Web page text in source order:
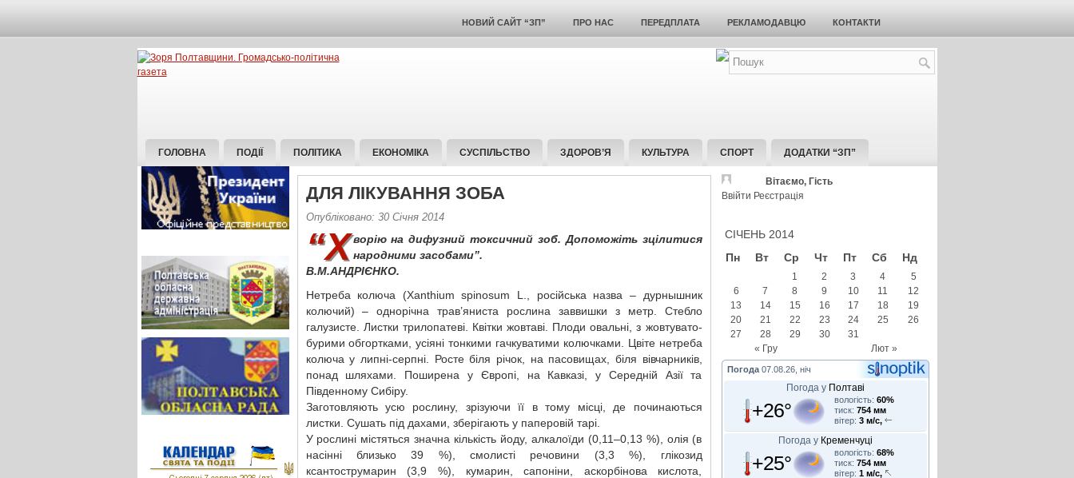
НОВИЙ САЙТ “ЗП” ПРО НАС ПЕРЕДПЛАТА РЕКЛАМОДАВЦЮ КОНТАКТИ
ГОЛОВНА ПОДІЇ ПОЛІТИКА ЕКОНОМІКА СУСПІЛЬСТВО ЗДОРОВ’Я КУЛЬТУРА СПОРТ ДОДАТКИ “ЗП”
ДЛЯ ЛІКУВАННЯ ЗОБА
Опубліковано: 30 Січня 2014
“Хворію на дифузний токсичний зоб. Допоможіть зцілитися
народними засобами”.
В.М.АНДРІЄНКО.
Нетреба колюча (Xanthium spinosum L., російська назва – дурнышник
колючий) – однорічна трав’яниста рослина заввишки з метр. Стебло
галузисте. Листки трилопатеві. Квітки жовтаві. Плоди овальні, з жовтувато-
бурими обгортками, усіяні тонкими гачкуватими колючками. Цвіте нетреба
колюча у липні-серпні. Росте біля річок, на пасовищах, біля вівчарників,
понад шляхами. Поширена у Європі, на Кавказі, у Середній Азії та
Південному Сибіру.
Заготовляють усю рослину, зрізуючи її в тому місці, де починаються
листки. Сушать під дахами, зберігають у паперовій тарі.
У рослині містяться значна кількість йоду, алкалоїди (0,11–0,13 %), олія (в
насінні близько 39 %), смолисті речовини (3,3 %), глікозид
ксантострумарин (3,9 %), кумарин, сапоніни, аскорбінова кислота,
Вітаємо, Гість
Ввійти Реєстрація
СІЧЕНЬ 2014
Пн
Вт Ср Чт Пт Сб Нд
« Гру Лют »
1 2 3 4
5
6
7 8 9 10 11
12
13
14 15 16 17 18
19
20
21 22 23 24 25
26
27
28 29 30 31
Погода 07.08.26, ніч
Погода у Полтаві
+26° вологість: 60%
тиск: 754 мм
вітер: 3 м/с,
Погода у Кременчуці
+25° вологість: 68%
тиск: 754 мм
вітер: 1 м/с,